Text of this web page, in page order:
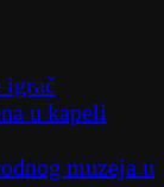
igrač
u kapeli
muzeja u